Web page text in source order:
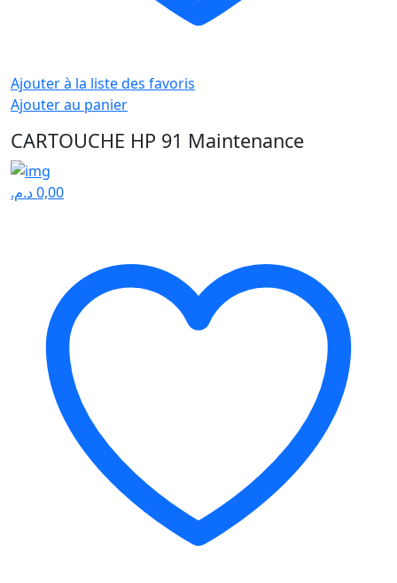
Ajouter à la liste des favoris
Ajouter au panier
CARTOUCHE HP 91 Maintenance
0,00د.م.